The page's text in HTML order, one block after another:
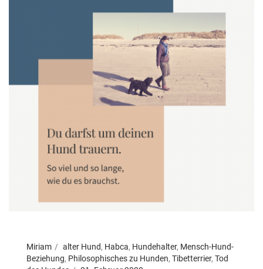
Miriam alter Hund, Habca, Hundehalter, Mensch-Hund-
Beziehung, Philosophisches zu Hunden, Tibetterrier, Tod